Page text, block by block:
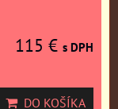
115 € s DPH
DO KOŠÍKA